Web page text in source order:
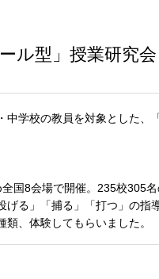
ル型」授業研究会
学校の教員を対象とした、
国8会場で開催。235校305名
る」「捕る」「打つ」の指
、体験してもらいました。